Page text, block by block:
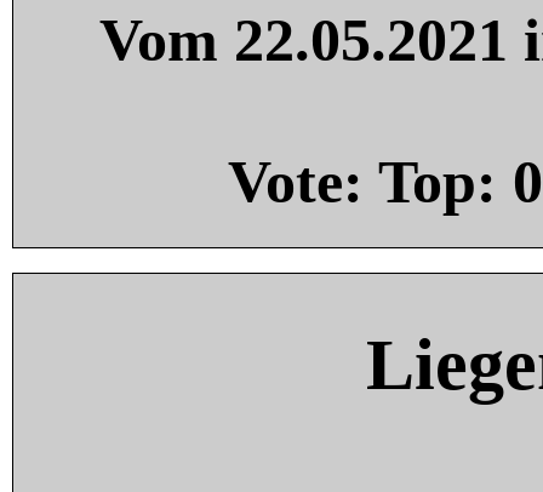
Vom
Vote: Top: 0